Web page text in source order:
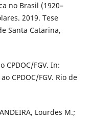
no Brasil (1920–
2019. Tese
Santa Catarina,
CPDOC/FGV. In:
CPDOC/FGV. Rio de
Lourdes M.;